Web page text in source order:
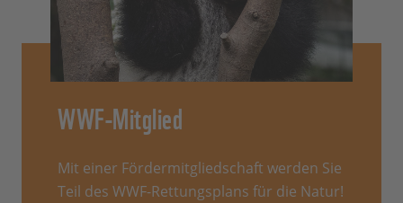
WWF-Mitglied
Mit einer Fördermitgliedschaft werden Sie
Teil des WWF-Rettungsplans für die Natur!